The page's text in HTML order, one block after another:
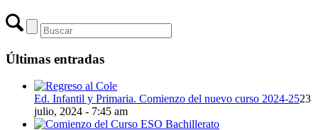
Últimas entradas
Ed. Infantil y Primaria. Comienzo del nuevo curso 2024-2523
julio, 2024 - 7:45 am